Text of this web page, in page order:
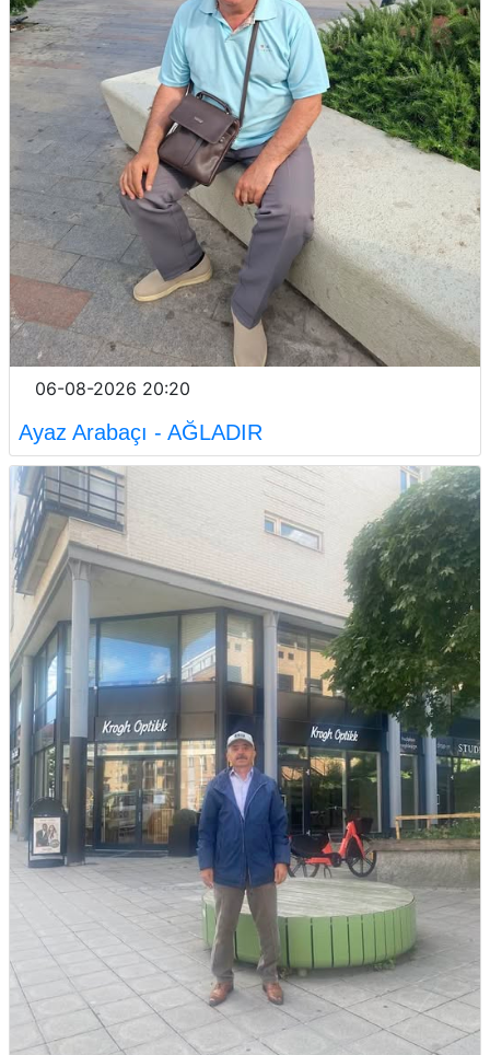
06-08-2026 20:20
Ayaz Arabaçı - AĞLADIR